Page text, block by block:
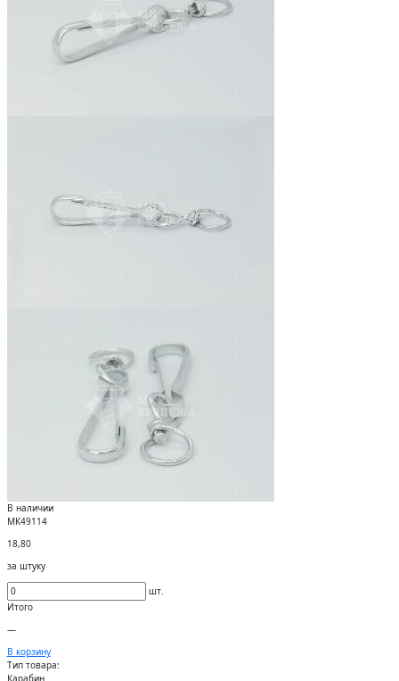
В наличии
МК49114
18,80
за штуку
шт.
Итого
—
В корзину
Тип товара:
Карабин